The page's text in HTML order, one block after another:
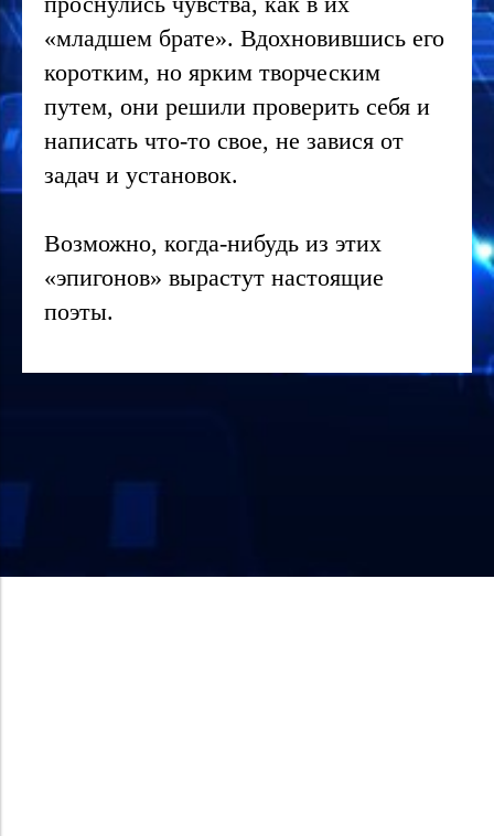
«младшем брате». Вдохновившись его
коротким, но ярким творческим
путем, они решили проверить себя и
написать что-то свое, не завися от
задач и установок.
Возможно, когда-нибудь из этих
«эпигонов» вырастут настоящие
поэты.